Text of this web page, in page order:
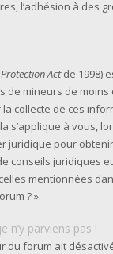
l’adhésion à des
Actde 1998)
mineurs de
collecte de ces
s’applique à vous,
juridique pour
conseils juridiques
mentionnées
? ».
n’y parviens pas !
du forum ait